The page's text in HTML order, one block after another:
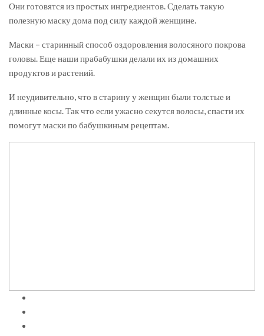
Они готовятся из простых ингредиентов. Сделать такую
полезную маску дома под силу каждой женщине.
Маски – старинный способ оздоровления волосяного покрова
головы. Еще наши прабабушки делали их из домашних
продуктов и растений.
И неудивительно, что в старину у женщин были толстые и
длинные косы. Так что если ужасно секутся волосы, спасти их
помогут маски по бабушкиным рецептам.